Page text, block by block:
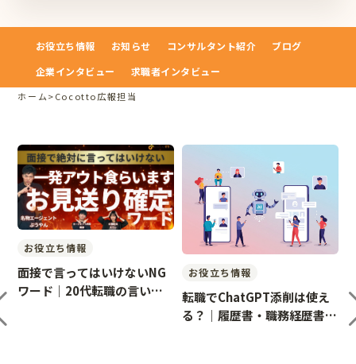
お役立ち情報 お知らせ コンサルタント紹介
ブログ
企業インタビュー
求職者インタビュー
ホーム>Cocotto広報担当
お役立ち情報
面接で言ってはいけないNG
ワード｜20代転職の言い換
お役立ち情報
転職でChatGPT添削は使え
る？｜履歴書・職務経歴書・